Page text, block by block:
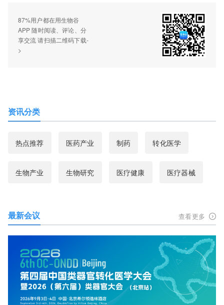
87%用户都在用生物谷
APP 随时阅读、评论、分
享交流 请扫描二维码下载-
>
资讯分类
热点推荐 医药产业 制药 转化医学
生物产业 生物研究 医疗健康 医疗器械
最新会议 查看更多